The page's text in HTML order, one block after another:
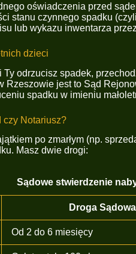
oświadczenia przed
stanu czynnego spadku
lub wykazu inwentarza
dzieci
Ty odrzucisz spadek,
Rzeszowie jest to Sąd
spadku w imieniu
czy Notariusz?
po zmarłym (np.
Masz dwie drogi:
Sądowe stwierdzenie
Droga
Od 2 do 6 miesięcy